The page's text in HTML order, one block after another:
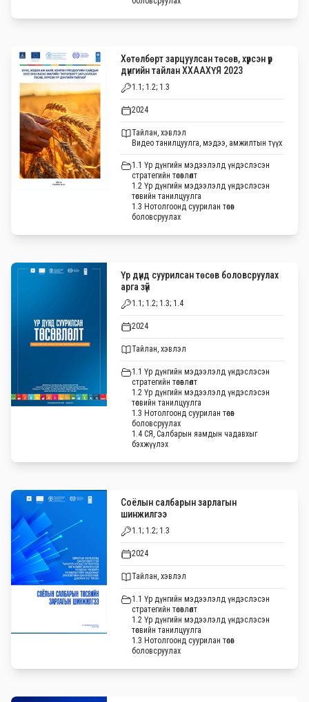
Хөтөлбөрт зарцуулсан төсөв, хүрсэн үр
дүнгийн тайлан ХХААХҮЯ 2023
1.1; 1.2; 1.3
2024
Тайлан, хэвлэл
Видео танилцуулга, мэдээ, амжилтын түүх
1.1 Үр дүнгийн мэдээлэлд үндэслэсэн
стратегийн төсөвлөлт
1.2 Үр дүнгийн мэдээлэлд үндэслэсэн
төсвийн танилцуулга
1.3 Нотолгоонд суурилан төсөв
боловсруулах
Үр дүнд суурилсан төсөв боловсруулах
арга зүй
1.1; 1.2; 1.3; 1.4
2024
Тайлан, хэвлэл
1.1 Үр дүнгийн мэдээлэлд үндэслэсэн
стратегийн төсөвлөлт
1.2 Үр дүнгийн мэдээлэлд үндэслэсэн
төсвийн танилцуулга
1.3 Нотолгоонд суурилан төсөв
боловсруулах
1.4 СЯ, Салбарын яамдын чадавхыг
бэхжүүлэх
Соёлын салбарын зарлагын
шинжилгээ
1.1; 1.2; 1.3
2024
Тайлан, хэвлэл
1.1 Үр дүнгийн мэдээлэлд үндэслэсэн
стратегийн төсөвлөлт
1.2 Үр дүнгийн мэдээлэлд үндэслэсэн
төсвийн танилцуулга
1.3 Нотолгоонд суурилан төсөв
боловсруулах